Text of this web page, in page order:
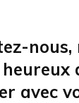
nous,
avec